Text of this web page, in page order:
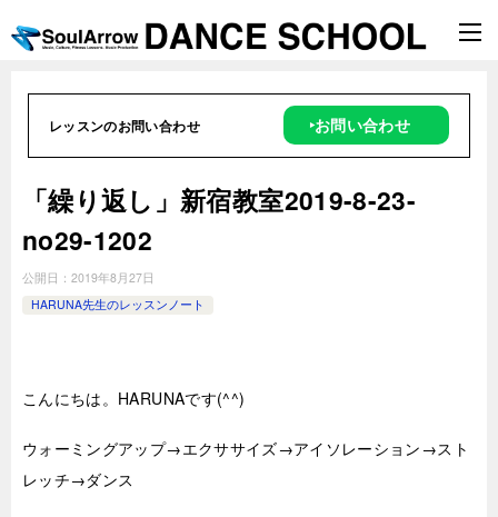
レッスンのお問い合わせ ‣お問い合わせ
「繰り返し」新宿教室2019-8-23-
no29-1202
公開日： 2019年8月27日
HARUNA先生のレッスンノート
こんにちは。HARUNAです(^^)
ウォーミングアップ→エクササイズ→アイソレーション→スト
レッチ→ダンス